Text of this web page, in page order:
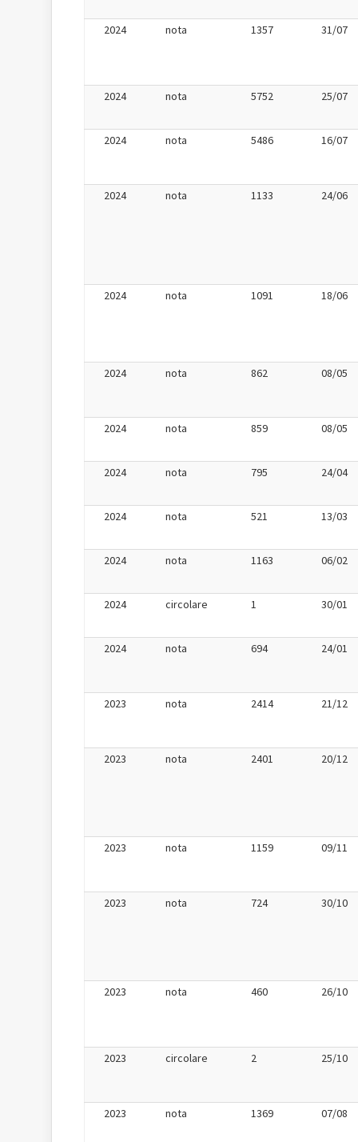
2024 nota 1357 31/07
2024 nota 5752 25/07
2024 nota 5486 16/07
2024 nota 1133 24/06
2024 nota 1091 18/06
2024 nota 862 08/05
2024 nota 859 08/05
2024 nota 795 24/04
2024 nota 521 13/03
2024 nota 1163 06/02
2024 circolare 1 30/01
2024 nota 694 24/01
2023 nota 2414 21/12
2023 nota 2401 20/12
2023 nota 1159 09/11
2023 nota 724 30/10
2023 nota 460 26/10
2023 circolare 2 25/10
2023 nota 1369 07/08